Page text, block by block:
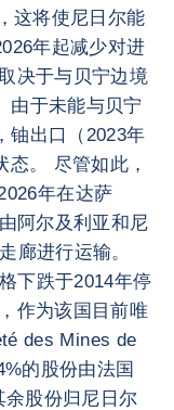
这将使尼日尔能
年起减少对进
决于与贝宁边境
由于未能与贝宁
铀出口（2023年
。 尽管如此，
年在达萨
阿尔及利亚和尼
廊进行运输。
下跌于2014年停
作为该国目前唯
des Mines de
的股份由法国
余股份归尼日尔